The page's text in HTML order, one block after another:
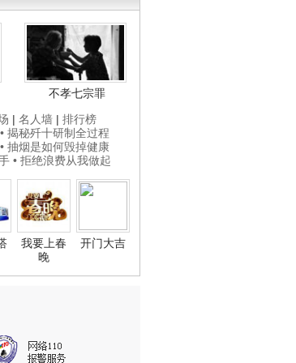
不孝七宗罪
| 名人墙 | 排行榜
• 揭秘歼十研制全过程
• 抽烟是如何毁掉健康
• 拒绝浪费从我做起
我要上春
晚
开门大吉